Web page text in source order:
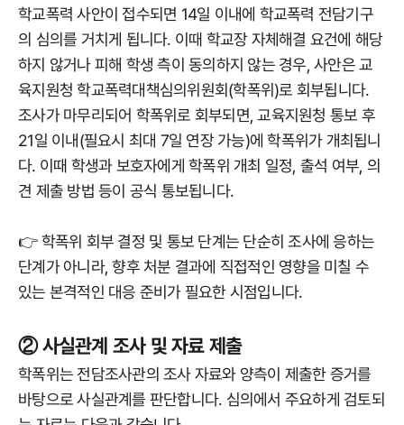
학교폭력 사안이 접수되면 14일 이내에 학교폭력 전담기구
의 심의를 거치게 됩니다. 이때 학교장 자체해결 요건에 해당
하지 않거나 피해 학생 측이 동의하지 않는 경우, 사안은 교
육지원청 학교폭력대책심의위원회(학폭위)로 회부됩니다.
조사가 마무리되어 학폭위로 회부되면, 교육지원청 통보 후
21일 이내(필요시 최대 7일 연장 가능)에 학폭위가 개최됩니
다. 이때 학생과 보호자에게 학폭위 개최 일정, 출석 여부, 의
견 제출 방법 등이 공식 통보됩니다.
👉 학폭위 회부 결정 및 통보 단계는 단순히 조사에 응하는
단계가 아니라, 향후 처분 결과에 직접적인 영향을 미칠 수
있는 본격적인 대응 준비가 필요한 시점입니다.
② 사실관계 조사 및 자료 제출
학폭위는 전담조사관의 조사 자료와 양측이 제출한 증거를
바탕으로 사실관계를 판단합니다. 심의에서 주요하게 검토되